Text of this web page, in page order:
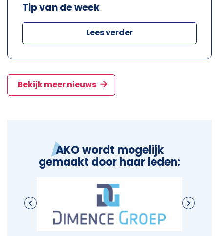
Tip van de week
Lees verder
Bekijk meer nieuws
AKO wordt mogelijk
gemaakt door haar leden: